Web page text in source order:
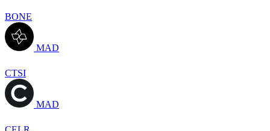
BONE
MAD
CTSI
MAD